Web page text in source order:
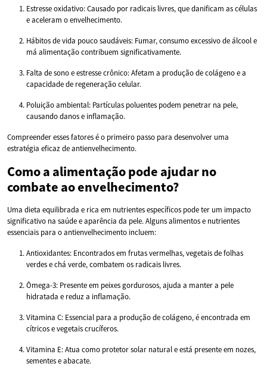
Estresse oxidativo: Causado por radicais livres, que danificam as células
e aceleram o envelhecimento.
Hábitos de vida pouco saudáveis: Fumar, consumo excessivo de álcool e
má alimentação contribuem significativamente.
Falta de sono e estresse crônico: Afetam a produção de colágeno e a
capacidade de regeneração celular.
Poluição ambiental: Partículas poluentes podem penetrar na pele,
causando danos e inflamação.
Compreender esses fatores é o primeiro passo para desenvolver uma
estratégia eficaz de antienvelhecimento.
Como a alimentação pode ajudar no
combate ao envelhecimento?
Uma dieta equilibrada e rica em nutrientes específicos pode ter um impacto
significativo na saúde e aparência da pele. Alguns alimentos e nutrientes
essenciais para o antienvelhecimento incluem:
Antioxidantes: Encontrados em frutas vermelhas, vegetais de folhas
verdes e chá verde, combatem os radicais livres.
Ômega-3: Presente em peixes gordurosos, ajuda a manter a pele
hidratada e reduz a inflamação.
Vitamina C: Essencial para a produção de colágeno, é encontrada em
cítricos e vegetais crucíferos.
Vitamina E: Atua como protetor solar natural e está presente em nozes,
sementes e abacate.